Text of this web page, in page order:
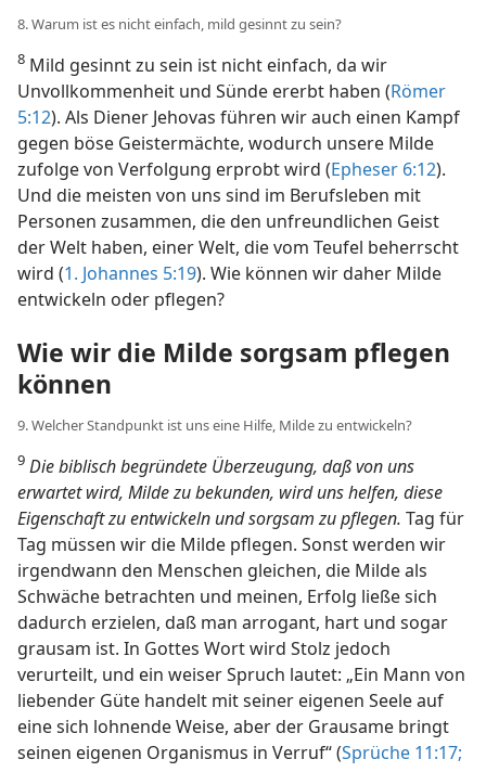
8. Warum ist es nicht einfach, mild gesinnt zu sein?
8 Mild gesinnt zu sein ist nicht einfach, da wir
Unvollkommenheit und Sünde ererbt haben (Römer
5:12). Als Diener Jehovas führen wir auch einen Kampf
gegen böse Geistermächte, wodurch unsere Milde
zufolge von Verfolgung erprobt wird (Epheser 6:12).
Und die meisten von uns sind im Berufsleben mit
Personen zusammen, die den unfreundlichen Geist
der Welt haben, einer Welt, die vom Teufel beherrscht
wird (1. Johannes 5:19). Wie können wir daher Milde
entwickeln oder pflegen?
Wie wir die Milde sorgsam pflegen
können
9. Welcher Standpunkt ist uns eine Hilfe, Milde zu entwickeln?
9 Die biblisch begründete Überzeugung, daß von uns
erwartet wird, Milde zu bekunden, wird uns helfen, diese
Eigenschaft zu entwickeln und sorgsam zu pflegen. Tag für
Tag müssen wir die Milde pflegen. Sonst werden wir
irgendwann den Menschen gleichen, die Milde als
Schwäche betrachten und meinen, Erfolg ließe sich
dadurch erzielen, daß man arrogant, hart und sogar
grausam ist. In Gottes Wort wird Stolz jedoch
verurteilt, und ein weiser Spruch lautet: „Ein Mann von
liebender Güte handelt mit seiner eigenen Seele auf
eine sich lohnende Weise, aber der Grausame bringt
seinen eigenen Organismus in Verruf“ (Sprüche 11:17;